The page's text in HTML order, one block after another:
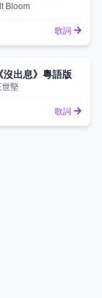
Bloom
歌詞
《沒出息》粵語版
世堅
歌詞